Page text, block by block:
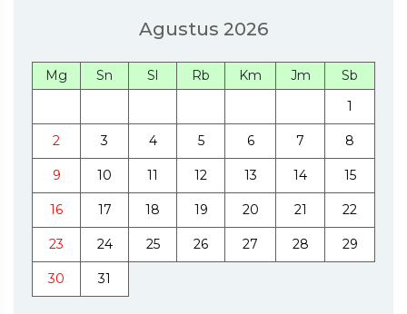
Agustus 2026
Mg Sn Sl Rb Km Jm
Sb
1
2 3 4 5 6 7 8
9 10 11 12 13 14 15
16 17 18 19 20 21 22
23 24 25 26 27 28 29
30 31